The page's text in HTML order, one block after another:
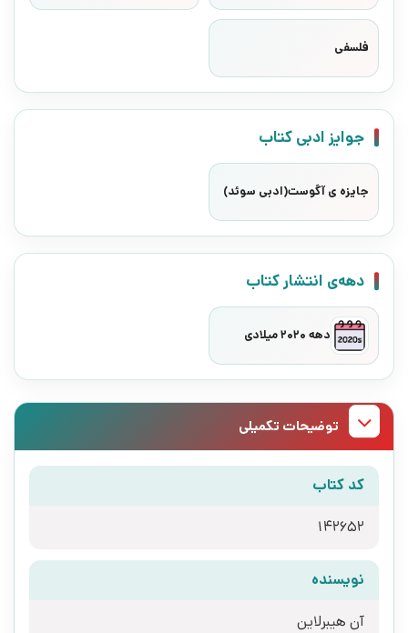
فلسفی
جوایز ادبی کتاب
جایزه ی آگوست(ادبی سوئد)
دهه‌ی انتشار کتاب
دهه 2020 میلادی
توضیحات تکمیلی
کد کتاب
142652
نویسنده
آن هیبرلاین